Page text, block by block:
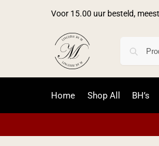
Voor 15.00 uur besteld,
Home Shop All BH’s